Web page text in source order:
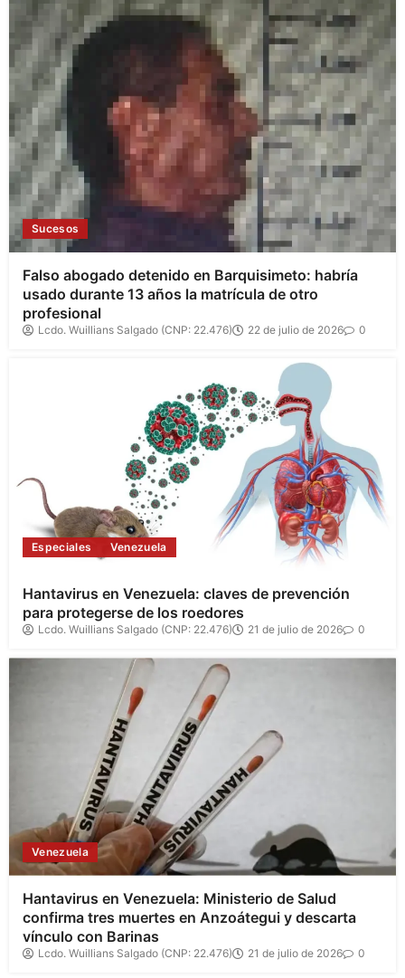
Sucesos
Falso abogado detenido en Barquisimeto: habría
usado durante 13 años la matrícula de otro
profesional
Lcdo. Wuillians Salgado (CNP: 22.476) 22 de julio de 2026 0
Especiales Venezuela
Hantavirus en Venezuela: claves de prevención
para protegerse de los roedores
Lcdo. Wuillians Salgado (CNP: 22.476) 21 de julio de 2026 0
Venezuela
Hantavirus en Venezuela: Ministerio de Salud
confirma tres muertes en Anzoátegui y descarta
vínculo con Barinas
Lcdo. Wuillians Salgado (CNP: 22.476) 21 de julio de 2026 0